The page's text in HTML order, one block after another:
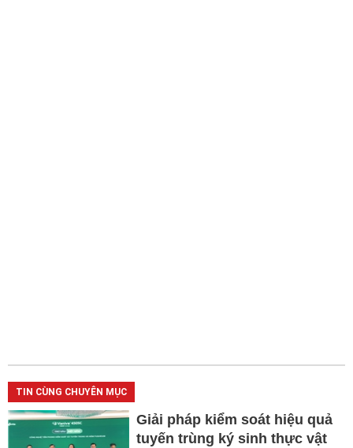
TIN CÙNG CHUYÊN MỤC
Giải pháp kiểm soát hiệu quả
tuyến trùng ký sinh thực vật